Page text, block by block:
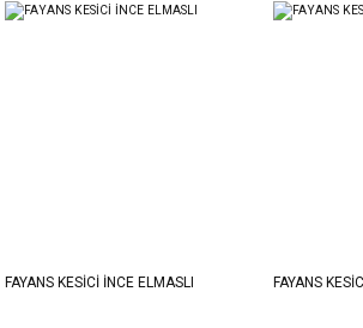
FAYANS KESİCİ İNCE ELMASLI FAYANS